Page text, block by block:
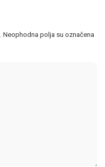
Neophodna polja su označena